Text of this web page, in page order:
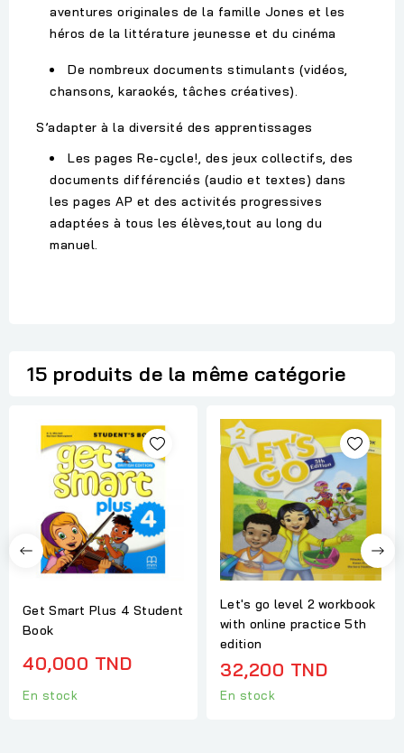
aventures originales de la famille Jones et les
héros de la littérature jeunesse et du cinéma
De nombreux documents stimulants (vidéos,
chansons, karaokés, tâches créatives).
S’adapter à la diversité des apprentissages
Les pages Re-cycle!, des jeux collectifs, des
documents différenciés (audio et textes) dans
les pages AP et des activités progressives
adaptées à tous les élèves,tout au long du
manuel.
15 produits de la même catégorie
Get Smart Plus 4 Student
Book
40,000 TND
En stock
Let's go level 2 workbook
with online practice 5th
edition
32,200 TND
En stock